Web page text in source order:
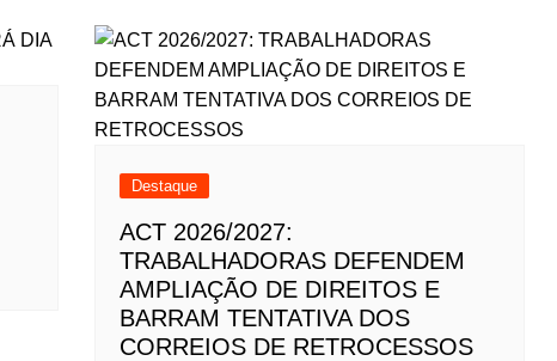
Destaque
ACT 2026/2027:
TRABALHADORAS DEFENDEM
AMPLIAÇÃO DE DIREITOS E
BARRAM TENTATIVA DOS
CORREIOS DE RETROCESSOS